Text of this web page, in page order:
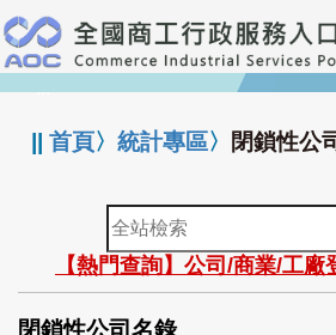
跳
到
主
要
:::
||首頁〉統計專區〉 閉鎖性公
全
站
檢
索
【熱門查詢】公司/商業/工廠
閉鎖性公司名錄